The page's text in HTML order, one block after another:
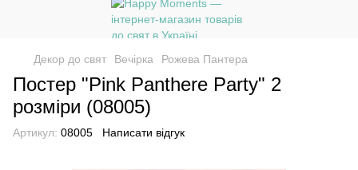
Декор до свят Вечірка Рожева Пантера
Постер "Pink Panthere Party" 2
розміри (08005)
Артикул: 08005 Написати відгук